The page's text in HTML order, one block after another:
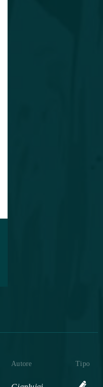
Autore Tipo